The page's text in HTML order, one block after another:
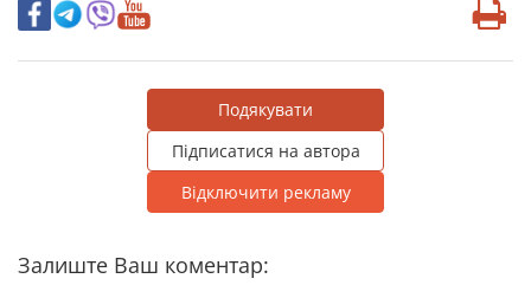
Подякувати
Підписатися на автора
Відключити рекламу
Залиште Ваш коментар: